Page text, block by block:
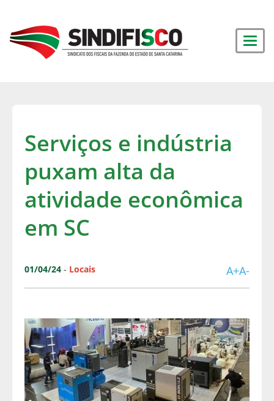
Serviços e indústria
puxam alta da
atividade econômica
em SC
01/04/24 - Locais A+A-